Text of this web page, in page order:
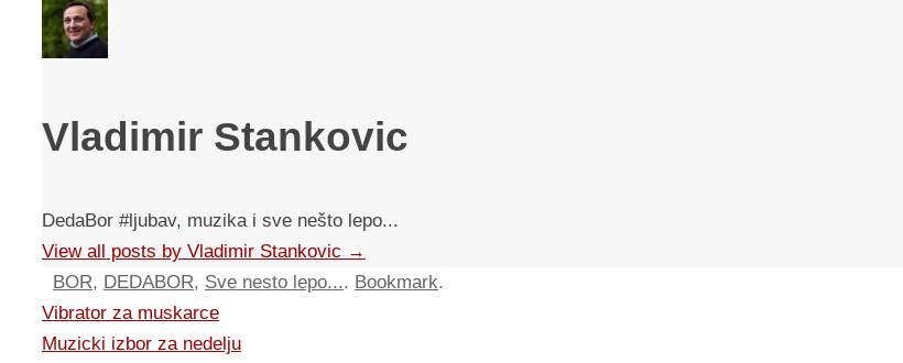
Vladimir Stankovic
DedaBor #ljubav, muzika i sve nešto lepo...
View all posts by Vladimir Stankovic →
BOR, DEDABOR, Sve nesto lepo.... Bookmark.
Vibrator za muskarce
Muzicki izbor za nedelju